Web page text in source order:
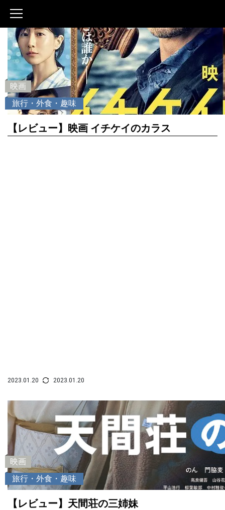
映画
旅行・外食・趣味
【レビュー】映画 イチケイのカラス
2023.01.20 2023.01.20
映画
旅行・外食・趣味
【レビュー】天間荘の三姉妹